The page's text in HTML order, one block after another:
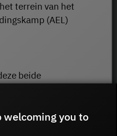
terrein van het
(AEL)
beide
Duitsland waarvoor
is: de
welcoming you to